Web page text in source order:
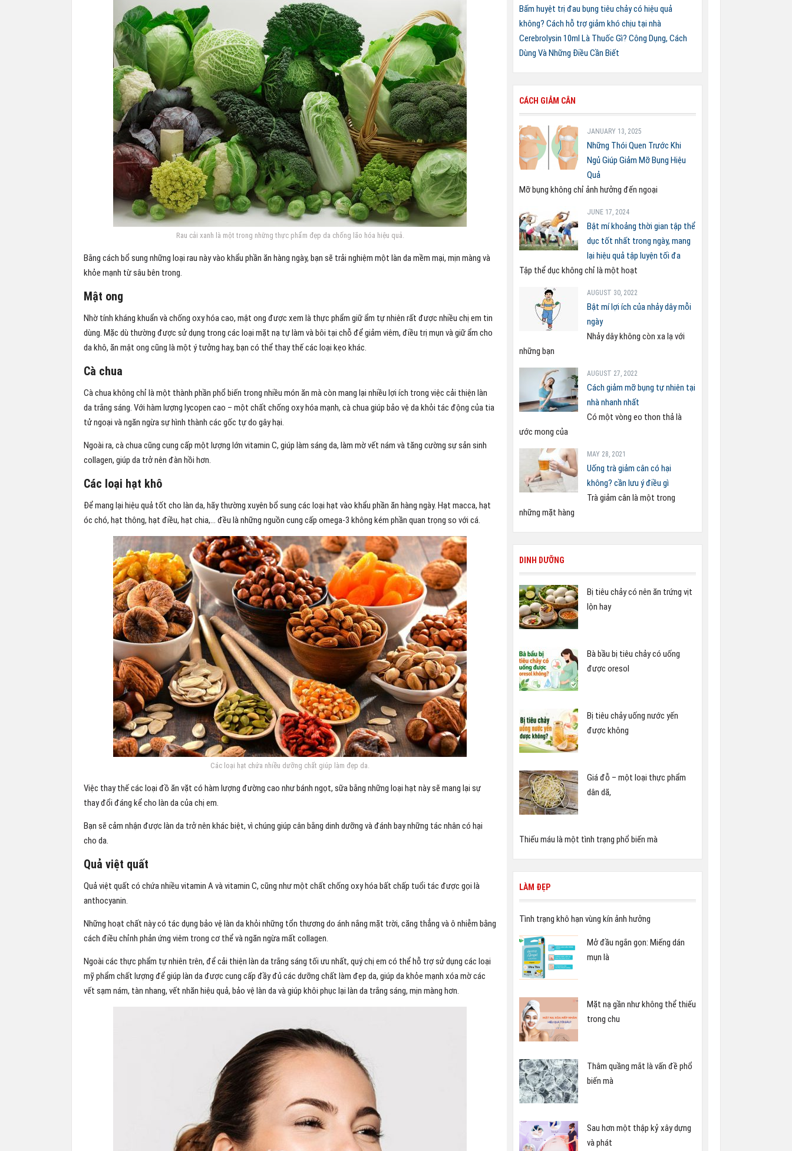
Rau cải xanh là một trong những thực phẩm đẹp da chống lão hóa hiệu quả.
Bằng cách bổ sung những loại rau này vào khẩu phần ăn hàng ngày, bạn sẽ trải nghiệm một làn da mềm mại, mịn màng và
khỏe mạnh từ sâu bên trong.
Mật ong
Nhờ tính kháng khuẩn và chống oxy hóa cao, mật ong được xem là thực phẩm giữ ẩm tự nhiên rất được nhiều chị em tin
dùng. Mặc dù thường được sử dụng trong các loại mặt nạ tự làm và bôi tại chỗ để giảm viêm, điều trị mụn và giữ ẩm cho
da khô, ăn mật ong cũng là một ý tưởng hay, bạn có thể thay thế các loại kẹo khác.
Cà chua
Cà chua không chỉ là một thành phần phổ biến trong nhiều món ăn mà còn mang lại nhiều lợi ích trong việc cải thiện làn
da trắng sáng. Với hàm lượng lycopen cao – một chất chống oxy hóa mạnh, cà chua giúp bảo vệ da khỏi tác động của tia
tử ngoại và ngăn ngừa sự hình thành các gốc tự do gây hại.
Ngoài ra, cà chua cũng cung cấp một lượng lớn vitamin C, giúp làm sáng da, làm mờ vết nám và tăng cường sự sản sinh
collagen, giúp da trở nên đàn hồi hơn.
Các loại hạt khô
Để mang lại hiệu quả tốt cho làn da, hãy thường xuyên bổ sung các loại hạt vào khẩu phần ăn hàng ngày. Hạt macca, hạt
óc chó, hạt thông, hạt điều, hạt chia,… đều là những nguồn cung cấp omega-3 không kém phần quan trọng so với cá.
Các loại hạt chứa nhiều dưỡng chất giúp làm đẹp da.
Việc thay thế các loại đồ ăn vặt có hàm lượng đường cao như bánh ngọt, sữa bằng những loại hạt này sẽ mang lại sự
thay đổi đáng kể cho làn da của chị em.
Bạn sẽ cảm nhận được làn da trở nên khác biệt, vì chúng giúp cân bằng dinh dưỡng và đánh bay những tác nhân có hại
cho da.
Quả việt quất
Quả việt quất có chứa nhiều vitamin A và vitamin C, cũng như một chất chống oxy hóa bất chấp tuổi tác được gọi là
anthocyanin.
Những hoạt chất này có tác dụng bảo vệ làn da khỏi những tổn thương do ánh nắng mặt trời, căng thẳng và ô nhiễm bằng
cách điều chỉnh phản ứng viêm trong cơ thể và ngăn ngừa mất collagen.
Ngoài các thực phẩm tự nhiên trên, để cải thiện làn da trắng sáng tối ưu nhất, quý chị em có thể hỗ trợ sử dụng các loại
mỹ phẩm chất lượng để giúp làn da được cung cấp đầy đủ các dưỡng chất làm đẹp da, giúp da khỏe mạnh xóa mờ các
vết sạm nám, tàn nhang, vết nhăn hiệu quả, bảo vệ làn da và giúp khôi phục lại làn da trắng sáng, mịn màng hơn.
Bấm huyệt trị đau bụng tiêu chảy có hiệu quả
không? Cách hỗ trợ giảm khó chịu tại nhà
Cerebrolysin 10ml Là Thuốc Gì? Công Dụng, Cách
Dùng Và Những Điều Cần Biết
CÁCH GIẢM CÂN
JANUARY 13, 2025
Những Thói Quen Trước Khi
Ngủ Giúp Giảm Mỡ Bụng Hiệu
Quả
Mỡ bụng không chỉ ảnh hưởng đến ngoại
JUNE 17, 2024
Bật mí khoảng thời gian tập thể
dục tốt nhất trong ngày, mang
lại hiệu quả tập luyện tối đa
Tập thể dục không chỉ là một hoạt
AUGUST 30, 2022
Bật mí lợi ích của nhảy dây mỗi
ngày
Nhảy dây không còn xa lạ với
những bạn
AUGUST 27, 2022
Cách giảm mỡ bụng tự nhiên tại
nhà nhanh nhất
Có một vòng eo thon thả là
ước mong của
MAY 28, 2021
Uống trà giảm cân có hại
không? cần lưu ý điều gì
Trà giảm cân là một trong
những mặt hàng
DINH DƯỠNG
Bị tiêu chảy có nên ăn trứng vịt
lộn hay
Bà bầu bị tiêu chảy có uống
được oresol
Bị tiêu chảy uống nước yến
được không
Giá đỗ – một loại thực phẩm
dân dã,
Thiếu máu là một tình trạng phổ biến mà
LÀM ĐẸP
Tình trạng khô hạn vùng kín ảnh hưởng
Mở đầu ngắn gọn: Miếng dán
mụn là
Mặt nạ gần như không thể thiếu
trong chu
Thâm quầng mắt là vấn đề phổ
biến mà
Sau hơn một thập kỷ xây dựng
và phát